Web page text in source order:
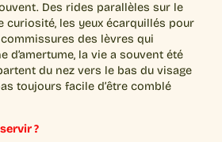
Des rides parallèles sur le
curiosité, les yeux écarquillés pour
des lèvres qui
d’amertume, la vie a souvent été
du nez vers le bas du visage
toujours facile d’être comblé
?